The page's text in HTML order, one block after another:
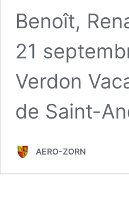
Benoît,
21
Verdon
de Saint-
AERO-ZORN